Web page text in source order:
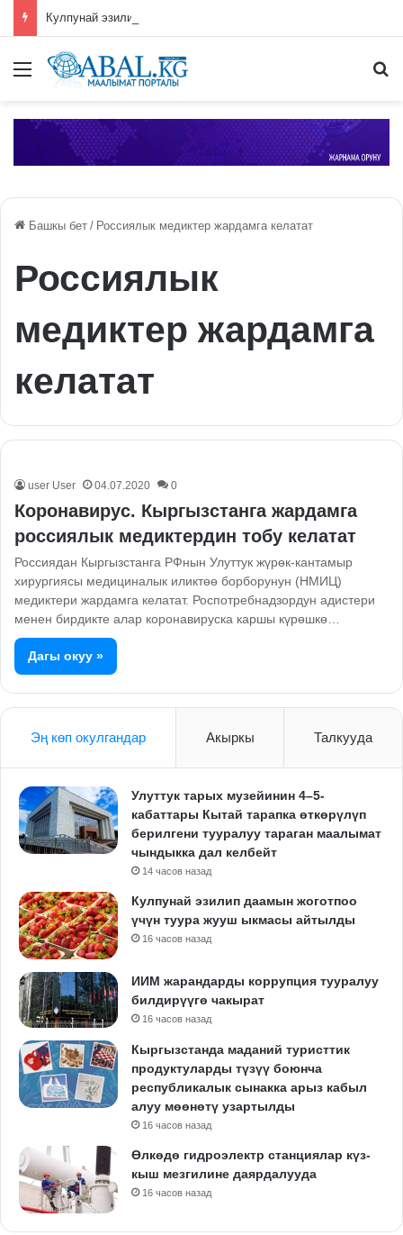
Меню
Башкы бет / Россиялык медиктер жардамга келатат
Россиялык
медиктер жардамга
келатат
user User 04.07.2020 0
Коронавирус. Кыргызстанга жардамга
россиялык медиктердин тобу келатат
Россиядан Кыргызстанга РФнын Улуттук жүрөк-кантамыр
хирургиясы медициналык иликтөө борборунун (НМИЦ)
медиктери жардамга келатат. Роспотребнадзордун адистери
менен бирдикте алар коронавируска каршы күрөшкө…
Дагы окуу »
Эң көп окулгандар Акыркы Талкууда
Улуттук тарых музейинин 4–5-
кабаттары Кытай тарапка өткөрүлүп
берилгени тууралуу тараган маалымат
чындыкка дал келбейт
14 часов назад
Кулпунай эзилип даамын жоготпоо
үчүн туура жууш ыкмасы айтылды
16 часов назад
ИИМ жарандарды коррупция тууралуу
билдирүүгө чакырат
16 часов назад
Кыргызстанда маданий туристтик
продуктуларды түзүү боюнча
республикалык сынакка арыз кабыл
алуу мөөнөтү узартылды
16 часов назад
Өлкөдө гидроэлектр станциялар күз-
кыш мезгилине даярдалууда
16 часов назад